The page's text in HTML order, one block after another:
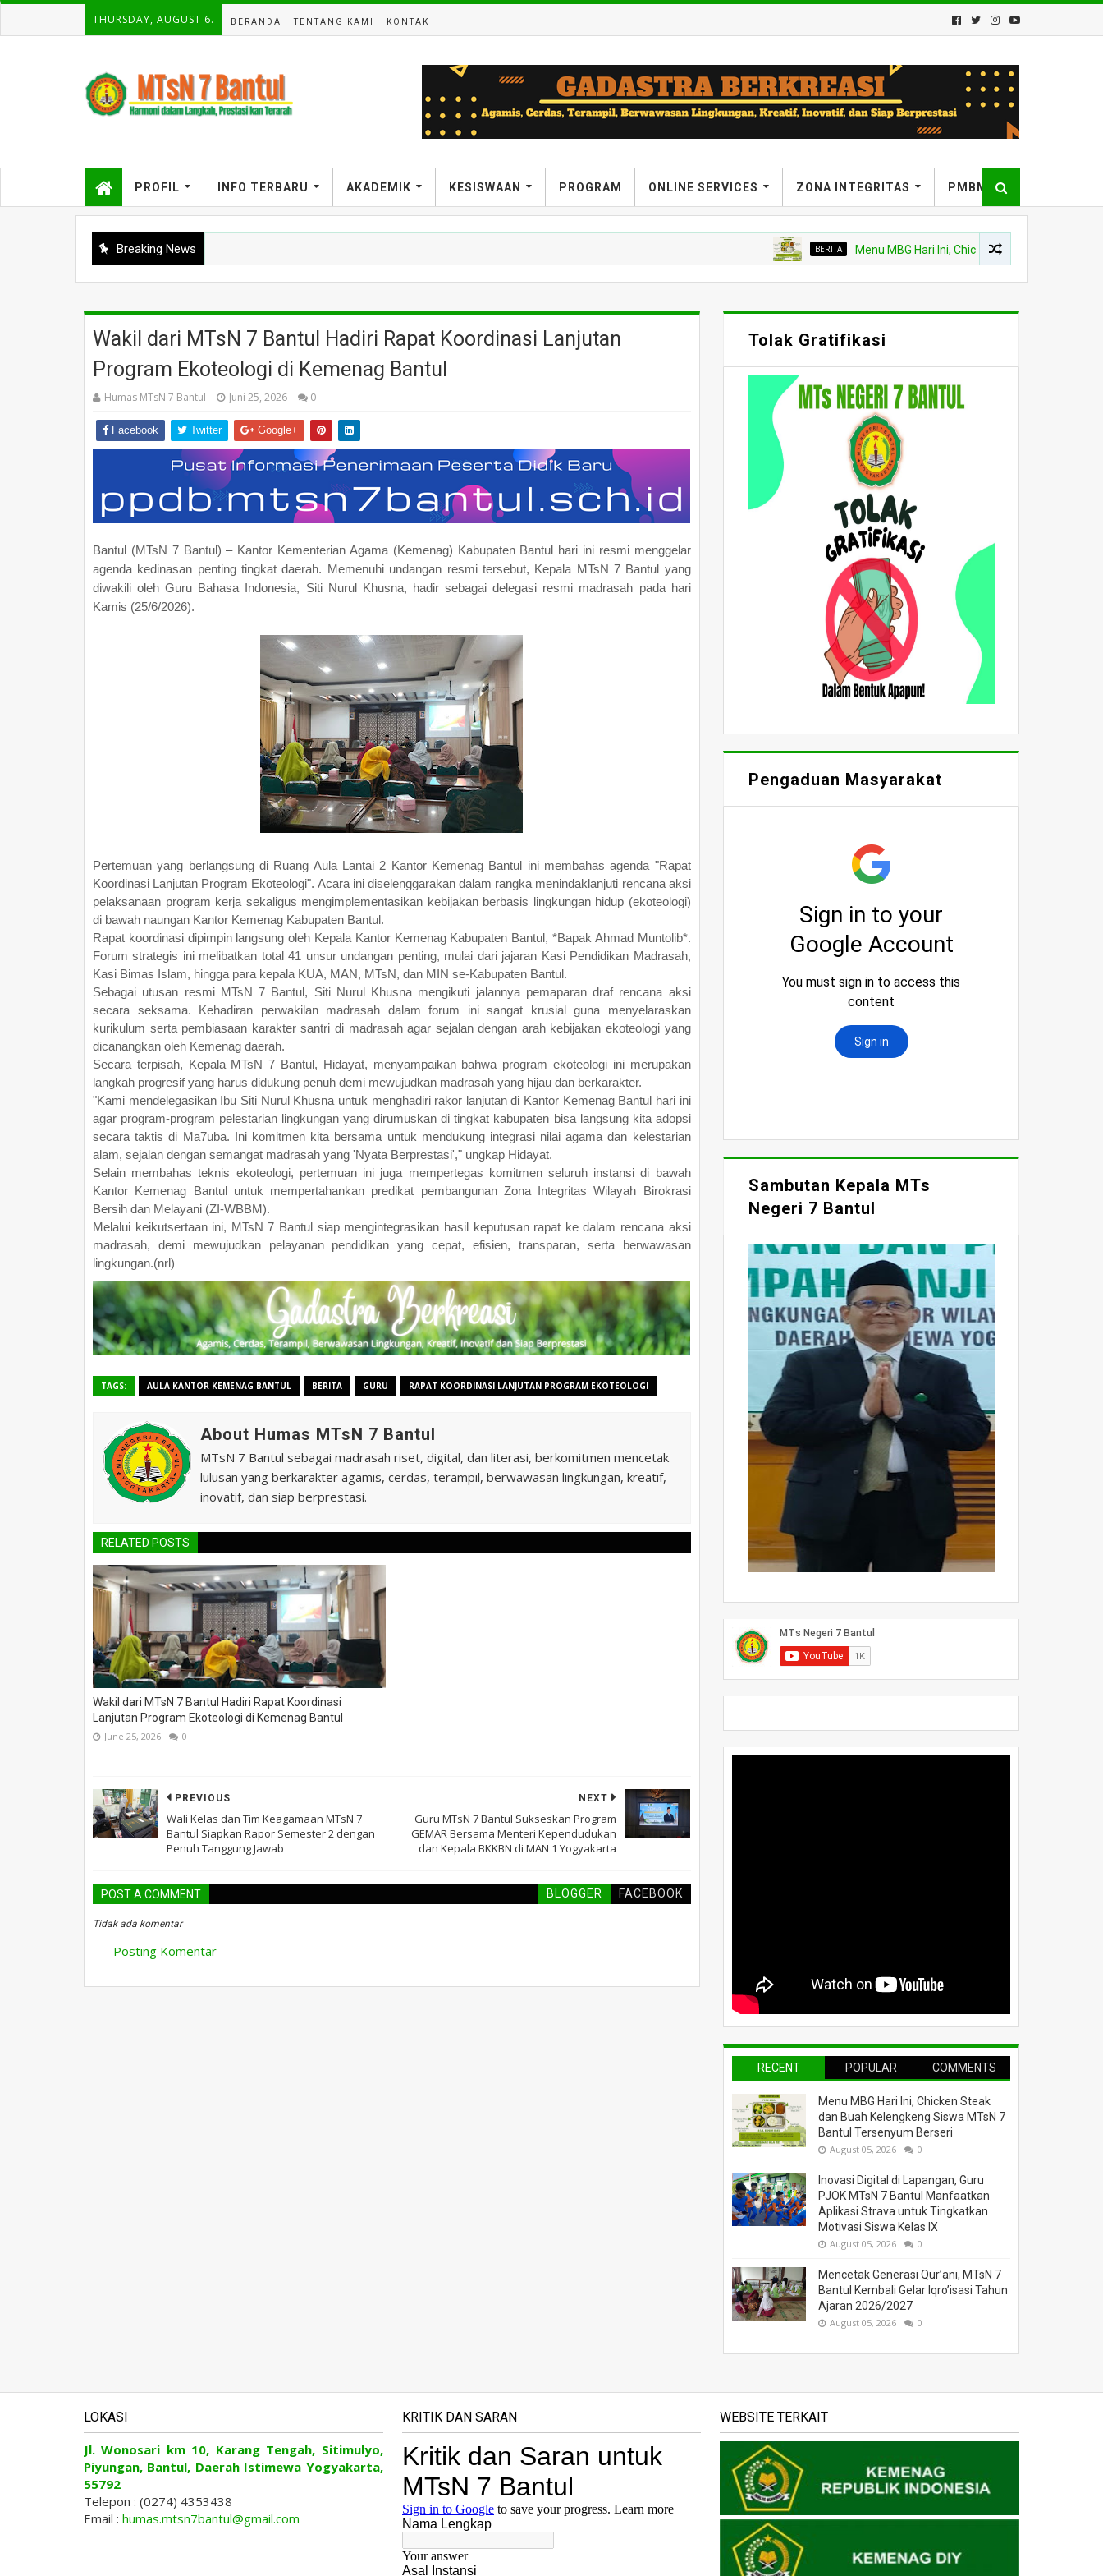
THURSDAY, AUGUST 6. BERANDA TENTANG KAMI KONTAK
PROFIL INFO TERBARU AKADEMIK KESISWAAN PROGRAM ONLINE SERVICES ZONA INTEGRITAS PMBM
Breaking News BERITA Menu MBG Hari Ini, Chicken Steak dan Buah
Wakil dari MTsN 7 Bantul Hadiri Rapat Koordinasi Lanjutan
Program Ekoteologi di Kemenag Bantul
Humas MTsN 7 Bantul Juni 25, 2026 0
Facebook Twitter Google+
Bantul (MTsN 7 Bantul) – Kantor Kementerian Agama (Kemenag) Kabupaten Bantul hari ini resmi menggelar
agenda kedinasan penting tingkat daerah. Memenuhi undangan resmi tersebut, Kepala MTsN 7 Bantul yang
diwakili oleh Guru Bahasa Indonesia, Siti Nurul Khusna, hadir sebagai delegasi resmi madrasah pada hari
Kamis (25/6/2026).
Pertemuan yang berlangsung di Ruang Aula Lantai 2 Kantor Kemenag Bantul ini membahas agenda "Rapat
Koordinasi Lanjutan Program Ekoteologi". Acara ini diselenggarakan dalam rangka menindaklanjuti rencana aksi
pelaksanaan program kerja sekaligus mengimplementasikan kebijakan berbasis lingkungan hidup (ekoteologi)
di bawah naungan Kantor Kemenag Kabupaten Bantul.
Rapat koordinasi dipimpin langsung oleh Kepala Kantor Kemenag Kabupaten Bantul, *Bapak Ahmad Muntolib*.
Forum strategis ini melibatkan total 41 unsur undangan penting, mulai dari jajaran Kasi Pendidikan Madrasah,
Kasi Bimas Islam, hingga para kepala KUA, MAN, MTsN, dan MIN se-Kabupaten Bantul.
Sebagai utusan resmi MTsN 7 Bantul, Siti Nurul Khusna mengikuti jalannya pemaparan draf rencana aksi
secara seksama. Kehadiran perwakilan madrasah dalam forum ini sangat krusial guna menyelaraskan
kurikulum serta pembiasaan karakter santri di madrasah agar sejalan dengan arah kebijakan ekoteologi yang
dicanangkan oleh Kemenag daerah.
Secara terpisah, Kepala MTsN 7 Bantul, Hidayat, menyampaikan bahwa program ekoteologi ini merupakan
langkah progresif yang harus didukung penuh demi mewujudkan madrasah yang hijau dan berkarakter.
"Kami mendelegasikan Ibu Siti Nurul Khusna untuk menghadiri rakor lanjutan di Kantor Kemenag Bantul hari ini
agar program-program pelestarian lingkungan yang dirumuskan di tingkat kabupaten bisa langsung kita adopsi
secara taktis di Ma7uba. Ini komitmen kita bersama untuk mendukung integrasi nilai agama dan kelestarian
alam, sejalan dengan semangat madrasah yang 'Nyata Berprestasi'," ungkap Hidayat.
Selain membahas teknis ekoteologi, pertemuan ini juga mempertegas komitmen seluruh instansi di bawah
Kantor Kemenag Bantul untuk mempertahankan predikat pembangunan Zona Integritas Wilayah Birokrasi
Bersih dan Melayani (ZI-WBBM).
Melalui keikutsertaan ini, MTsN 7 Bantul siap mengintegrasikan hasil keputusan rapat ke dalam rencana aksi
madrasah, demi mewujudkan pelayanan pendidikan yang cepat, efisien, transparan, serta berwawasan
lingkungan.(nrl)
TAGS: AULA KANTOR KEMENAG BANTUL BERITA GURU RAPAT KOORDINASI LANJUTAN PROGRAM EKOTEOLOGI
About Humas MTsN 7 Bantul
MTsN 7 Bantul sebagai madrasah riset, digital, dan literasi, berkomitmen mencetak
lulusan yang berkarakter agamis, cerdas, terampil, berwawasan lingkungan, kreatif,
inovatif, dan siap berprestasi.
RELATED POSTS
Wakil dari MTsN 7 Bantul Hadiri Rapat Koordinasi
Lanjutan Program Ekoteologi di Kemenag Bantul
June 25, 2026 0
NEXT
Guru MTsN 7 Bantul Sukseskan Program
GEMAR Bersama Menteri Kependudukan
dan Kepala BKKBN di MAN 1 Yogyakarta
PREVIOUS
Wali Kelas dan Tim Keagamaan MTsN 7
Bantul Siapkan Rapor Semester 2 dengan
Penuh Tanggung Jawab
POST A COMMENT BLOGGER FACEBOOK
Tidak ada komentar
Posting Komentar
Tolak Gratifikasi
Pengaduan Masyarakat
Sambutan Kepala MTs
Negeri 7 Bantul
RECENT POPULAR COMMENTS
Menu MBG Hari Ini, Chicken Steak
dan Buah Kelengkeng Siswa MTsN 7
Bantul Tersenyum Berseri
August 05, 2026 0
Inovasi Digital di Lapangan, Guru
PJOK MTsN 7 Bantul Manfaatkan
Aplikasi Strava untuk Tingkatkan
Motivasi Siswa Kelas IX
August 05, 2026 0
Mencetak Generasi Qur’ani, MTsN 7
Bantul Kembali Gelar Iqro’isasi Tahun
Ajaran 2026/2027
August 05, 2026 0
LOKASI
Jl. Wonosari km 10, Karang Tengah, Sitimulyo,
Piyungan, Bantul, Daerah Istimewa Yogyakarta,
55792
Telepon : (0274) 4353438
Email : humas.mtsn7bantul@gmail.com
KRITIK DAN SARAN WEBSITE TERKAIT